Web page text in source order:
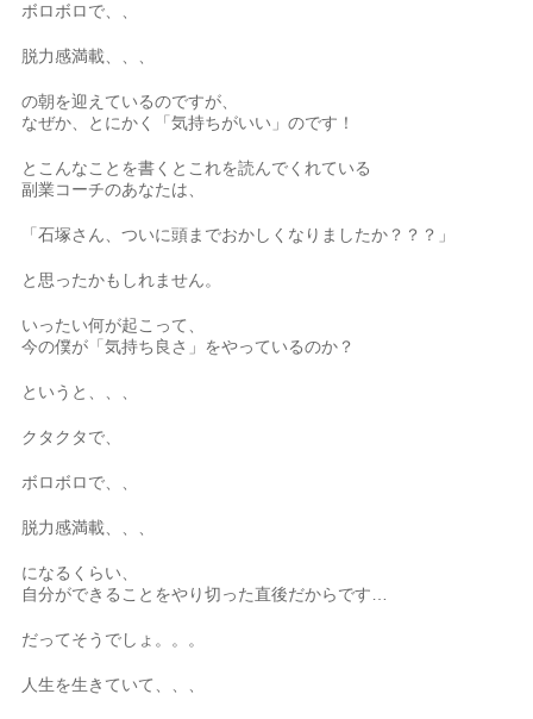
ボロボロで、、
脱力感満載、、、
の朝を迎えているのですが、
なぜか、とにかく「気持ちがいい」のです！
とこんなことを書くとこれを読んでくれている
副業コーチのあなたは、
「石塚さん、ついに頭までおかしくなりましたか？？？」
と思ったかもしれません。
いったい何が起こって、
今の僕が「気持ち良さ」をやっているのか？
というと、、、
クタクタで、
ボロボロで、、
脱力感満載、、、
になるくらい、
自分ができることをやり切った直後だからです…
だってそうでしょ。。。
人生を生きていて、、、